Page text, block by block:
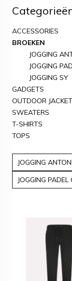
ACCESSORIES
BROEKEN
JOGGING
JOGGING
JOGGING SY
GADGETS
OUTDOOR
SWEATERS
T-SHIRTS
TOPS
JOGGING
JOGGING PADEL